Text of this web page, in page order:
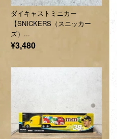
ダイキャストミニカー
【SNICKERS（スニッカー
ズ）...
通
価
¥3,480